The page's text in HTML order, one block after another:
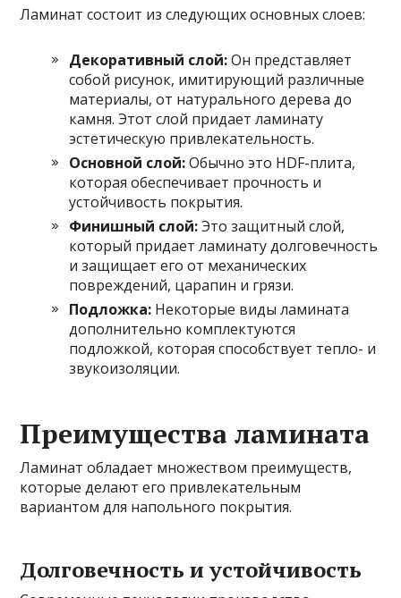
Ламинат состоит из следующих основных слоев:
Декоративный слой:Он представляет
собой рисунок, имитирующий различные
материалы, от натурального дерева до
камня. Этот слой придает ламинату
эстетическую привлекательность.
Основной слой:Обычно это HDF-плита,
которая обеспечивает прочность и
устойчивость покрытия.
Финишный слой:Это защитный слой,
который придает ламинату долговечность
и защищает его от механических
повреждений, царапин и грязи.
Подложка: Некоторые виды ламината
дополнительно комплектуются
подложкой, которая способствует тепло- и
звукоизоляции.
Преимущества ламината
Ламинат обладает множеством преимуществ,
которые делают его привлекательным
вариантом для напольного покрытия.
Долговечность и устойчивость